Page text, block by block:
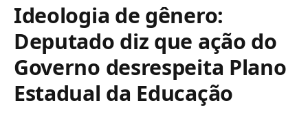
Ideologia de gênero:
Deputado diz que ação do
Governo desrespeita Plano
Estadual da Educação